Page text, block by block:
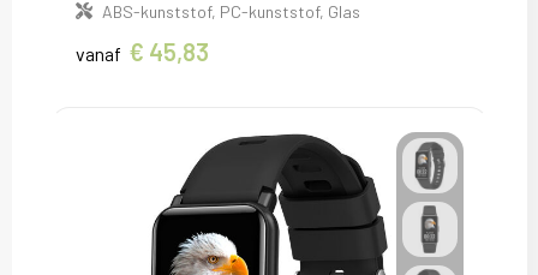
ABS-kunststof, PC-kunststof, Glas
vanaf € 45,83